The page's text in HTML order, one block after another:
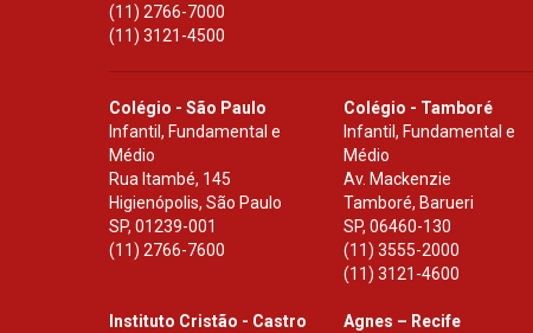
(11) 2766-7000
(11) 3121-4500
Colégio - São Paulo
Infantil, Fundamental e
Médio
Rua Itambé, 145
Higienópolis, São Paulo
SP, 01239-001
(11) 2766-7600
Colégio - Tamboré
Infantil, Fundamental e
Médio
Av. Mackenzie
Tamboré, Barueri
SP,06460-130
(11) 3555-2000
(11) 3121-4600
Instituto Cristão - Castro
Agnes – Recife